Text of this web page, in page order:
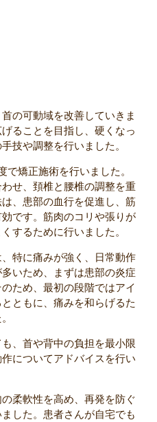
の可動域を改善していきま
ることを目指し、硬くなっ
技や調整を行いました。
矯正施術を行いました。
せ、頚椎と腰椎の調整を重
、患部の血行を促進し、筋
です。筋肉のコリや張りが
するために行いました。
特に痛みが強く、日常動作
いため、まずは患部の炎症
ため、最初の段階ではアイ
ともに、痛みを和らげるた
、首や背中の負担を最小限
についてアドバイスを行い
柔軟性を高め、再発を防ぐ
した。患者さんが自宅でも